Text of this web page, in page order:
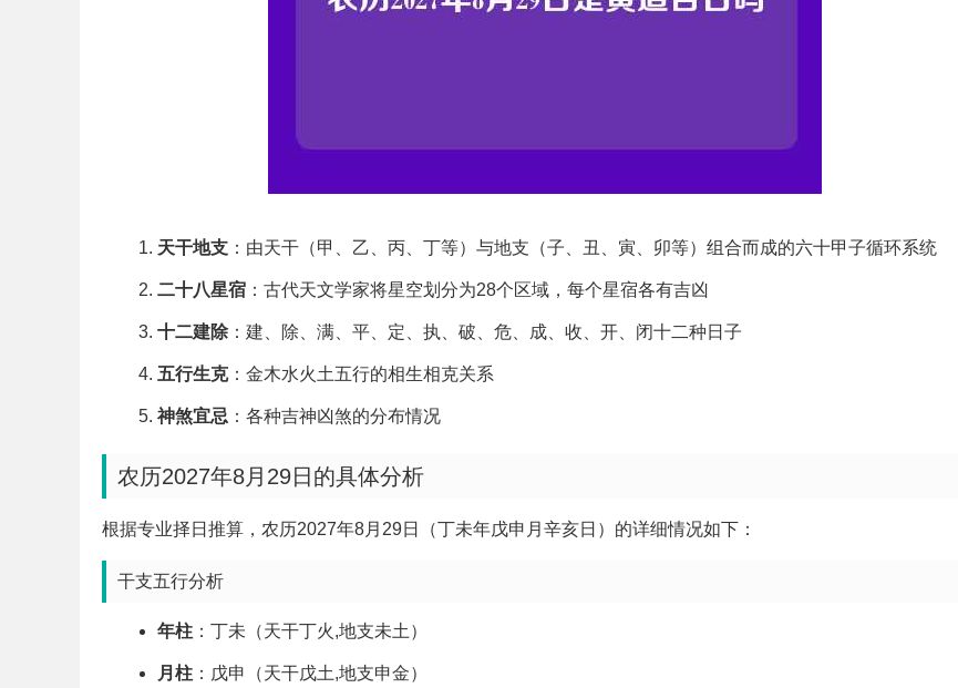
天干地支 ：由天干（甲、乙、丙、丁等）与地支（子、丑、寅、卯等）组合而成的六十甲子循环系统
二十八星宿 ：古代天文学家将星空划分为28个区域，每个星宿各有吉凶
十二建除：建、除、满、平、定、执、破、危、成、收、开、闭十二种日子
五行生克：金木水火土五行的相生相克关系
神煞宜忌 ：各种吉神凶煞的分布情况
农历2027年8月29日的具体分析
根据专业择日推算，农历2027年8月29日（丁未年戊申月辛亥日）的详细情况如下：
干支五行分析
年柱 ：丁未（天干丁火,地支未土）
月柱 ：戊申（天干戊土,地支申金）